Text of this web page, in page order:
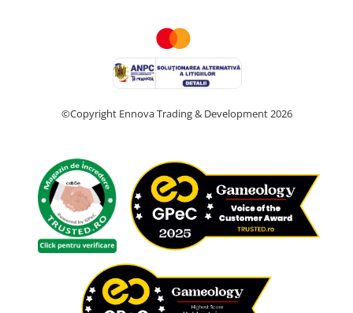
©Copyright Ennova Trading & Development 2026